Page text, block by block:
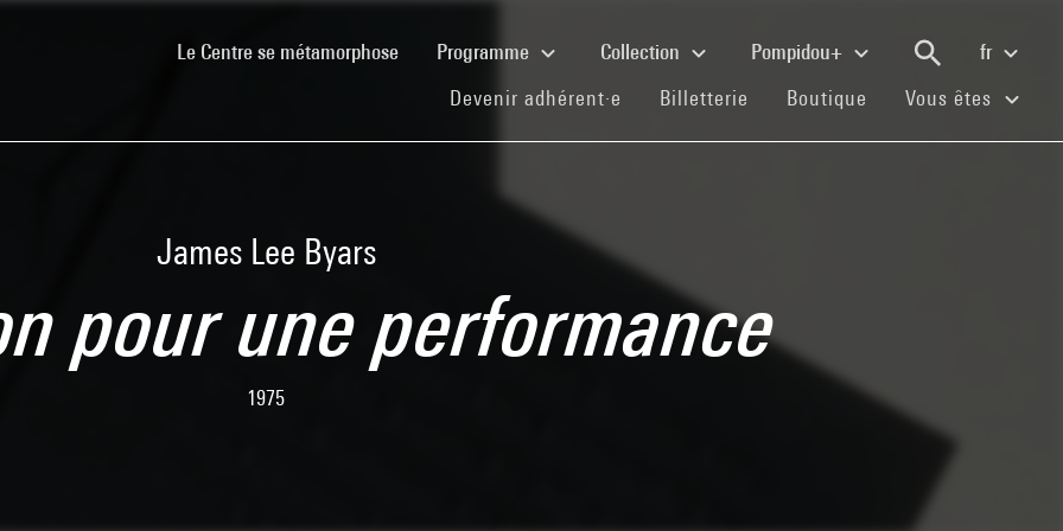
Le Centre se métamorphose(current)Programme Collection Pompidou+
fr
Devenir adhérent·e (current)
Billetterie (current)
Boutique (current)
Vous êtes
James Lee Byars
pour une performance
1975